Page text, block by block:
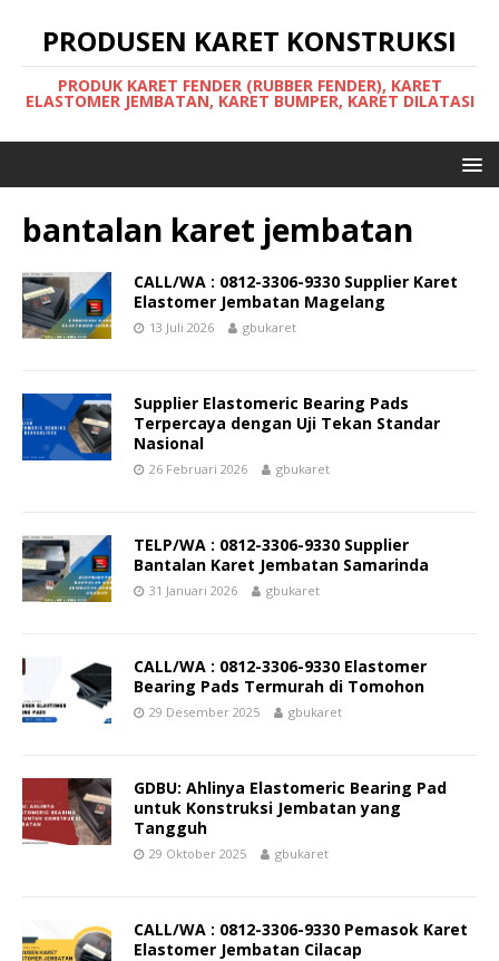
PRODUSEN KARET KONSTRUKSI
PRODUK KARET FENDER (RUBBER FENDER), KARET
ELASTOMER JEMBATAN, KARET BUMPER, KARET DILATASI
bantalan karet jembatan
CALL/WA : 0812-3306-9330 Supplier Karet
Elastomer Jembatan Magelang
13 Juli 2026 gbukaret
Supplier Elastomeric Bearing Pads
Terpercaya dengan Uji Tekan Standar
Nasional
26 Februari 2026 gbukaret
TELP/WA : 0812-3306-9330 Supplier
Bantalan Karet Jembatan Samarinda
31 Januari 2026 gbukaret
CALL/WA : 0812-3306-9330 Elastomer
Bearing Pads Termurah di Tomohon
29 Desember 2025 gbukaret
GDBU: Ahlinya Elastomeric Bearing Pad
untuk Konstruksi Jembatan yang
Tangguh
29 Oktober 2025 gbukaret
CALL/WA : 0812-3306-9330 Pemasok Karet
Elastomer Jembatan Cilacap